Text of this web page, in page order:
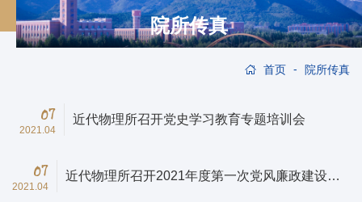
院所传真
首页 - 院所传真
07
2021.04
近代物理所召开党史学习教育专题培训会
07
2021.04
近代物理所召开2021年度第一次党风廉政建设和